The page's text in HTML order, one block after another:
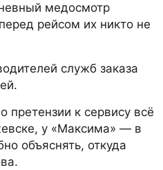
медосмотр
рейсом их никто не
служб заказа
претензии к сервису всё
у «Максима» — в
объяснять, откуда